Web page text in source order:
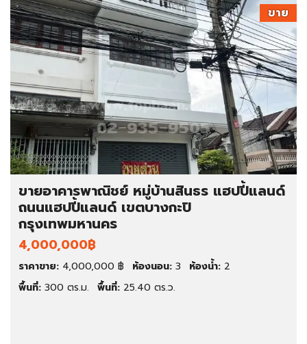
ขาย
ขายอาคารพาณิชย์ หมู่บ้านสินธร แฮปปี้แลนด์
ถนนแฮปปี้แลนด์ เขตบางกะปิ
กรุงเทพมหานคร
4,000,000฿
ราคาขาย: 4,000,000 ฿ ห้องนอน: 3 ห้องน้ำ: 2
พื้นที่: 300 ตร.ม. พื้นที่: 25.40 ตร.ว.